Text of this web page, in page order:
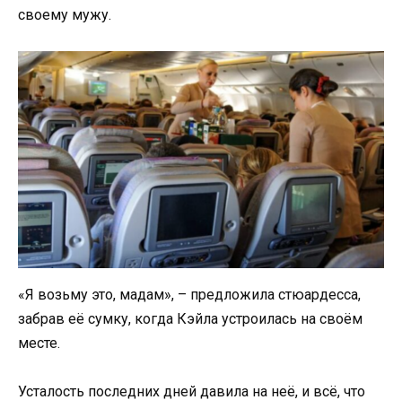
своему мужу.
«Я возьму это, мадам», – предложила стюардесса,
забрав её сумку, когда Кэйла устроилась на своём
месте.
Усталость последних дней давила на неё, и всё, что